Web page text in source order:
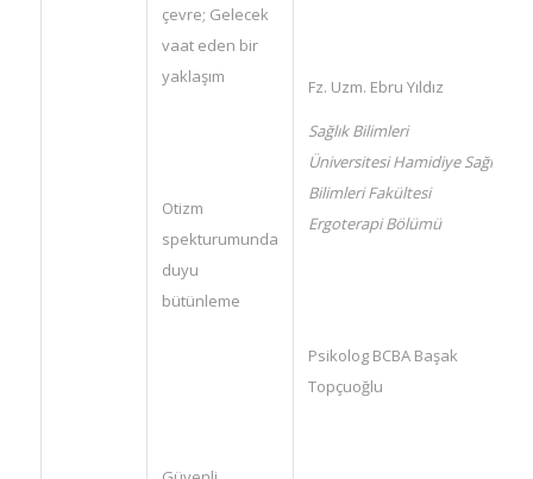
çevre; Gelecek
vaat eden bir
yaklaşım
Otizm
spekturumunda
duyu
bütünleme
Fz. Uzm. Ebru Yıldız
Sağlık Bilimleri
Üniversitesi HamidiyeSağlık
Bilimleri Fakültesi
Ergoterapi Bölümü
Psikolog BCBA Başak
Topçuoğlu